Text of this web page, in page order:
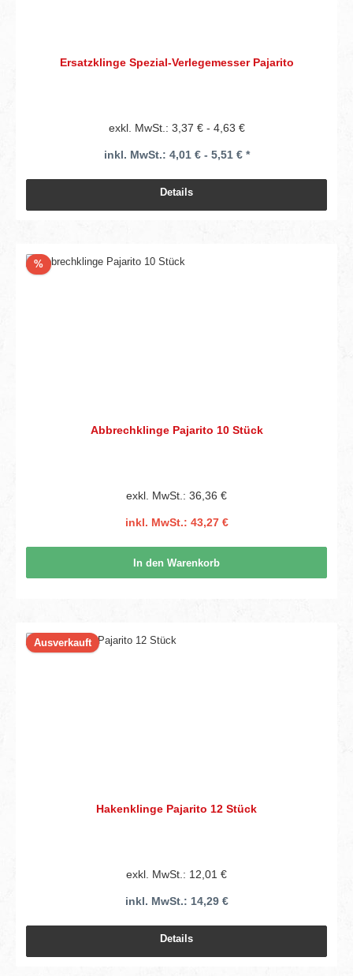
Ersatzklinge Spezial-Verlegemesser Pajarito
exkl. MwSt.: 3,37 € - 4,63 €
inkl. MwSt.: 4,01 € - 5,51 € *
Details
%Rabatt
Abbrechklinge Pajarito 10 Stück
exkl. MwSt.: 36,36 €
inkl. MwSt.: 43,27 €
In den Warenkorb
Ausverkauft
Hakenklinge Pajarito 12 Stück
exkl. MwSt.: 12,01 €
inkl. MwSt.: 14,29 €
Details